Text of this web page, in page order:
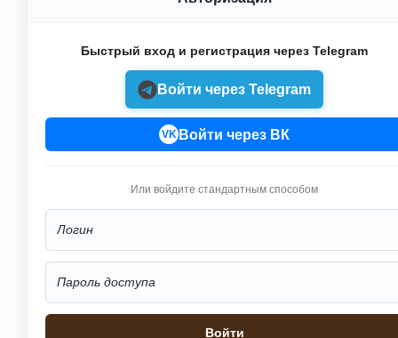
Быстрый вход и регистрация через Telegram
Войти через Telegram
VK Войти через ВК
Или войдите стандартным способом